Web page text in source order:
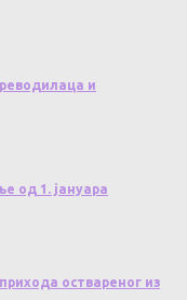
и
од 1. јануара
оствареног из